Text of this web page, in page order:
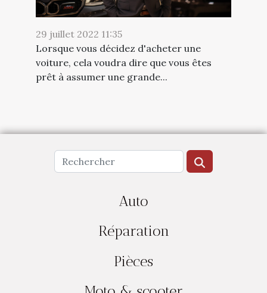
29 juillet 2022 11:35
Lorsque vous décidez d'acheter une
voiture, cela voudra dire que vous êtes
prêt à assumer une grande...
Auto
Réparation
Pièces